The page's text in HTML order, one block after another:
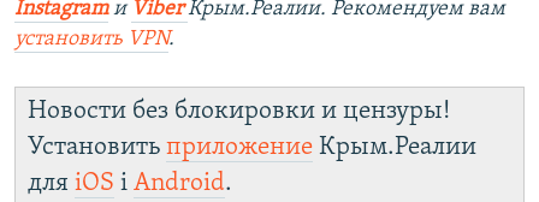
Instagram и ViberКрым.Реалии. Рекомендуем вам
установить VPN.
Новости без блокировки и цензуры!
Установить приложение Крым.Реалии
для iOS і Android.